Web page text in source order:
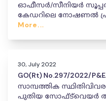
ഓഫീസർ/സീനിയർ
കേഡറിലെ നോഷണൽ
More...
30, July 2022
GO(Rt) No.297/2022/
സാമ്പത്തിക
പുതിയ സോഫ്ട്‍വെയർ